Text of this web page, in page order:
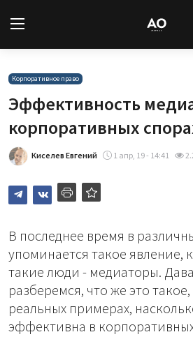
Вход
Новости
Статьи
Авторы
База знаний
Подписка
Корпоративное право
Эффективность
корпоративных
Киселев Евгений 1 апр, 19 - 14:41
В последнее время в
упоминается такое явление,
такие люди - медиаторы.
разберемся, что же это
реальных примерах,
эффективна в